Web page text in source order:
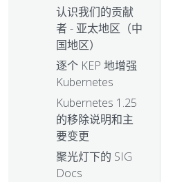
认识我们的贡献
者 - 亚太地区（中
国地区）
逐个 KEP 地增强
Kubernetes
Kubernetes 1.25
的移除说明和主
要变更
聚光灯下的 SIG
Docs